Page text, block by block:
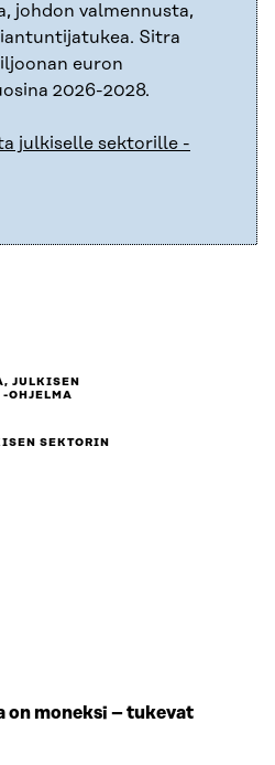
johdon valmennusta,
Sitra
euron
2026-2028.
julkiselle sektorille -
JULKISEN
-OHJELMA
SEKTORIN
on moneksi – tukevat